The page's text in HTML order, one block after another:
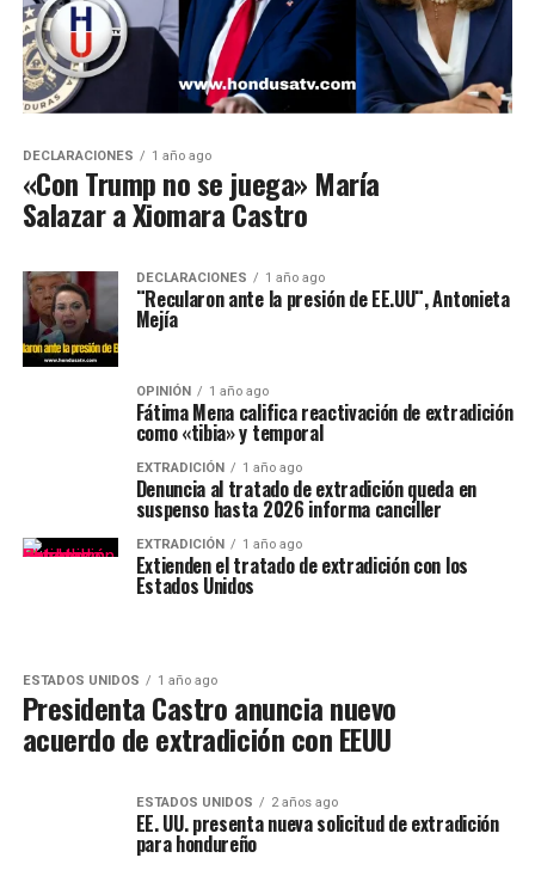
DECLARACIONES 1 año ago
«Con Trump no se juega» María
Salazar a Xiomara Castro
DECLARACIONES 1 año ago
¨Recularon ante la presión de EE.UU¨, Antonieta
Mejía
OPINIÓN 1 año ago
Fátima Mena califica reactivación de extradición
como «tibia» y temporal
EXTRADICIÓN 1 año ago
Denuncia al tratado de extradición queda en
suspenso hasta 2026 informa canciller
EXTRADICIÓN 1 año ago
Extienden el tratado de extradición con los
Estados Unidos
ESTADOS UNIDOS 1 año ago
Presidenta Castro anuncia nuevo
acuerdo de extradición con EEUU
ESTADOS UNIDOS 2 años ago
EE. UU. presenta nueva solicitud de extradición
para hondureño